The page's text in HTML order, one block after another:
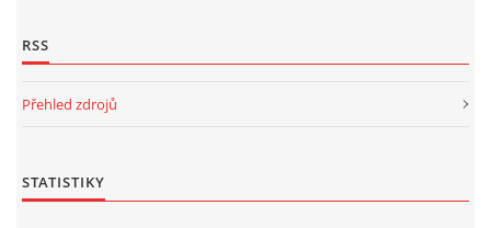
BÁSNĚ K TÉMATU ZIMA
POHYBOVÉ AKTIVITY NA TÉMA ZIMA
VZDĚLÁVACÍ PLÁN OD ZÁŘÍ DO ČERVNA
RSS
Přehled zdrojů
STATISTIKY